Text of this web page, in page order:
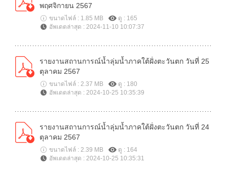
พฤศจิกายน 2567
ขนาดไฟล์ : 1.85 MB
ดู : 165
อัพเดตล่าสุด : 2024-11-10 10:07:37
รายงานสถานการณ์น้ำลุ่มน้ำภาคใต้ฝั่งตะวันตก วันที่ 25
ตุลาคม 2567
ขนาดไฟล์ : 2.37 MB
ดู : 180
อัพเดตล่าสุด : 2024-10-25 10:35:39
รายงานสถานการณ์น้ำลุ่มน้ำภาคใต้ฝั่งตะวันตก วันที่ 24
ตุลาคม 2567
ขนาดไฟล์ : 2.39 MB
ดู : 164
อัพเดตล่าสุด : 2024-10-25 10:35:31